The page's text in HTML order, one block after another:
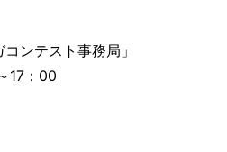
ンテスト事務局」
17：00